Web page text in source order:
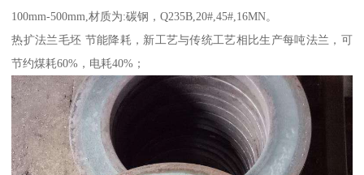
100mm-500mm,材质为:碳钢，Q235B,20#,45#,16MN。
热扩法兰毛坯 节能降耗，新工艺与传统工艺相比生产每吨法兰，可
节约煤耗60%，电耗40%；